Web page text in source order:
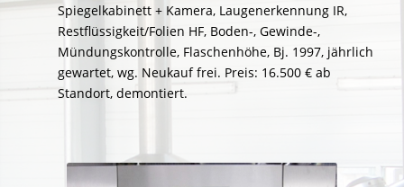
Spiegelkabinett + Kamera, Laugenerkennung IR,
Restflüssigkeit/Folien HF, Boden-, Gewinde-,
Mündungskontrolle, Flaschenhöhe, Bj. 1997, jährlich
gewartet, wg. Neukauf frei. Preis: 16.500 € ab
Standort, demontiert.